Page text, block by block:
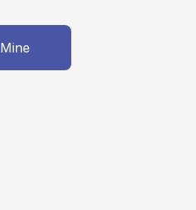
Mine